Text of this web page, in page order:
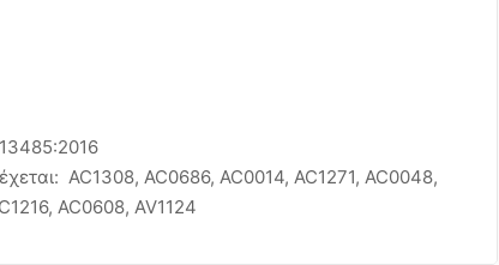
AC1308, AC0686, AC0014, AC1271, AC0048,
AC0608, AV1124